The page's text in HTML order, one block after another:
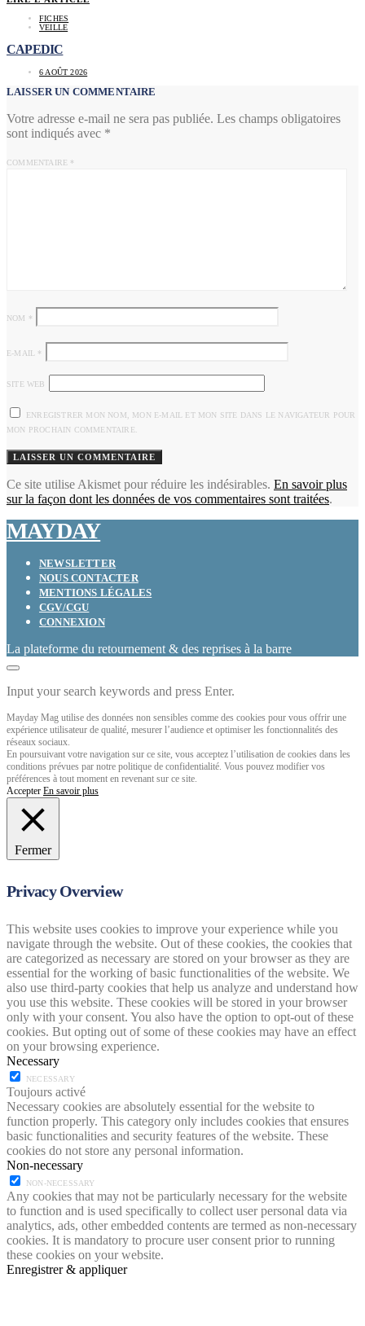
FICHES
VEILLE
CAPEDIC
6 AOÛT 2026
LAISSER UN COMMENTAIRE
Votre adresse e-mail ne sera pas publiée. Les champs obligatoires
sont indiqués avec *
COMMENTAIRE *
NOM *
E-MAIL *
SITE WEB
ENREGISTRER MON NOM, MON E-MAIL ET MON SITE DANS LE NAVIGATEUR POUR
MON PROCHAIN COMMENTAIRE.
Ce site utilise Akismet pour réduire les indésirables. En savoir plus
sur la façon dont les données de vos commentaires sont traitées.
MAYDAY
NEWSLETTER
NOUS CONTACTER
MENTIONS LÉGALES
CGV/CGU
CONNEXION
La plateforme du retournement & des reprises à la barre
Input your search keywords and press Enter.
Mayday Mag utilise des données non sensibles comme des cookies pour vous offrir une
expérience utilisateur de qualité, mesurer l’audience et optimiser les fonctionnalités des
réseaux sociaux.
En poursuivant votre navigation sur ce site, vous acceptez l’utilisation de cookies dans les
conditions prévues par notre politique de confidentialité. Vous pouvez modifier vos
préférences à tout moment en revenant sur ce site.
Accepter En savoir plus
Fermer
Privacy Overview
This website uses cookies to improve your experience while you
navigate through the website. Out of these cookies, the cookies that
are categorized as necessary are stored on your browser as they are
essential for the working of basic functionalities of the website. We
also use third-party cookies that help us analyze and understand how
you use this website. These cookies will be stored in your browser
only with your consent. You also have the option to opt-out of these
cookies. But opting out of some of these cookies may have an effect
on your browsing experience.
Necessary
NECESSARY
Toujours activé
Necessary cookies are absolutely essential for the website to
function properly. This category only includes cookies that ensures
basic functionalities and security features of the website. These
cookies do not store any personal information.
Non-necessary
NON-NECESSARY
Any cookies that may not be particularly necessary for the website
to function and is used specifically to collect user personal data via
analytics, ads, other embedded contents are termed as non-necessary
cookies. It is mandatory to procure user consent prior to running
these cookies on your website.
Enregistrer & appliquer